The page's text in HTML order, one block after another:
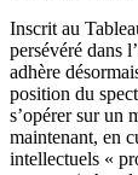
Inscrit au
persévéré dans
adhère
position du
s’opérer sur un
maintenant, en
intellectuels «